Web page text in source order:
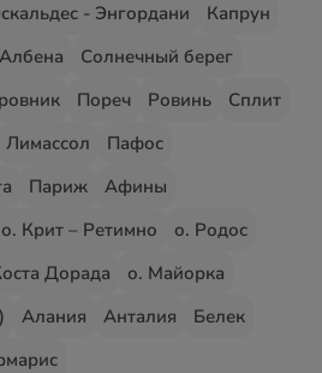
- Энгордани
Капрун
Албена
Солнечный берег
Пореч Ровинь
Сплит
Лимассол
Пафос
Париж
Афины
о. Крит – Ретимно
о. Родос
Дорада
о. Майорка
Алания Анталия
Белек